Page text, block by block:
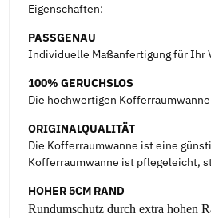
Eigenschaften:
PASSGENAU
Individuelle Maßanfertigung für Ihr
100% GERUCHSLOS
Die hochwertigen
ORIGINALQUALITÄT
Die Kofferraumwanne ist eine
Kofferraumwanne ist pflegeleicht,
HOHER 5CM RAND
Rundumschutz durch extra hohen